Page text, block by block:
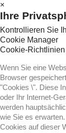
×
Ihre
Kontrollieren Sie
Cookie Manager
Cookie-Richtlinien
Wenn Sie eine
Browser
"Cookies \". Diese
oder Ihr Internet-
werden
wie Sie es
Cookies auf dieser